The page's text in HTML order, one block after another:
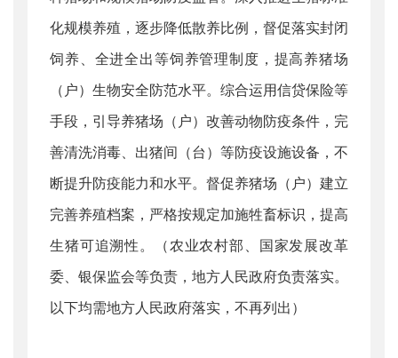
化规模养殖，逐步降低散养比例，督促落实封闭
饲养、全进全出等饲养管理制度，提高养猪场
（户）生物安全防范水平。综合运用信贷保险等
手段，引导养猪场（户）改善动物防疫条件，完
善清洗消毒、出猪间（台）等防疫设施设备，不
断提升防疫能力和水平。督促养猪场（户）建立
完善养殖档案，严格按规定加施牲畜标识，提高
生猪可追溯性。（农业农村部、国家发展改革
委、银保监会等负责，地方人民政府负责落实。
以下均需地方人民政府落实，不再列出）